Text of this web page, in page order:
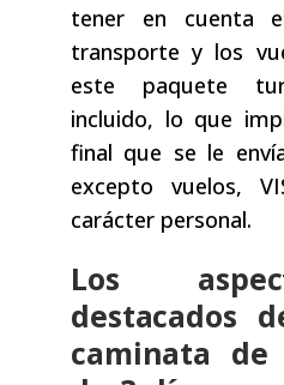
tener en cuenta
transporte y los
este paquete
incluido, lo que
final que se le
excepto vuelos,
carácter personal.
Los
destacados
caminata de